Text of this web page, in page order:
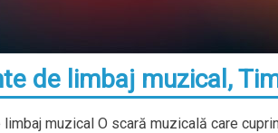
de limbaj muzical,
limbaj muzical O scară muzicală care